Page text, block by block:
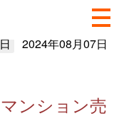
2024年08月07日
ンション売